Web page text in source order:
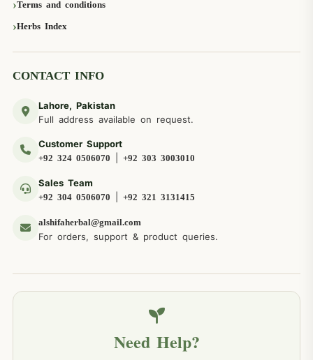
Terms and conditions
Herbs Index
CONTACT INFO
Lahore, Pakistan
Full address available on request.
Customer Support
+92 324 0506070 +92 303 3003010
Sales Team
+92 304 0506070 +92 321 3131415
alshifaherbal@gmail.com
For orders, support & product queries.
Need Help?